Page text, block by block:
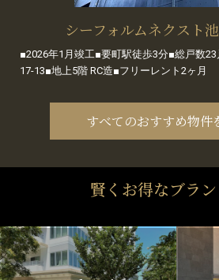
シーフォルムネクスト
■2026年1月竣工■要町駅徒歩3分■総戸数
17-13■地上5階 RC造■フリーレント2ヶ月
すべてのおすすめ物件
賢くお得なブラ